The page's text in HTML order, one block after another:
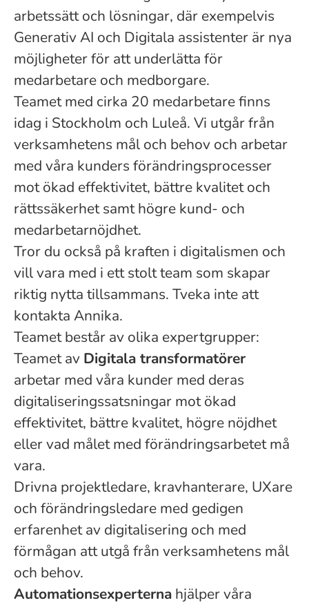
arbetssätt och lösningar, där exempelvis
Generativ AI och Digitala assistenter är nya
möjligheter för att underlätta för
medarbetare och medborgare.
Teamet med cirka 20 medarbetare finns
idag i Stockholm och Luleå. Vi utgår från
verksamhetens mål och behov och arbetar
med våra kunders förändringsprocesser
mot ökad effektivitet, bättre kvalitet och
rättssäkerhet samt högre kund- och
medarbetarnöjdhet.
Tror du också på kraften i digitalismen och
vill vara med i ett stolt team som skapar
riktig nytta tillsammans. Tveka inte att
kontakta Annika.
Teamet består av olika expertgrupper:
Teamet av Digitala transformatörer
arbetar med våra kunder med deras
digitaliseringssatsningar mot ökad
effektivitet, bättre kvalitet, högre nöjdhet
eller vad målet med förändringsarbetet må
vara.
Drivna projektledare, kravhanterare, UXare
och förändringsledare med gedigen
erfarenhet av digitalisering och med
förmågan att utgå från verksamhetens mål
och behov.
Automationsexperterna hjälper våra